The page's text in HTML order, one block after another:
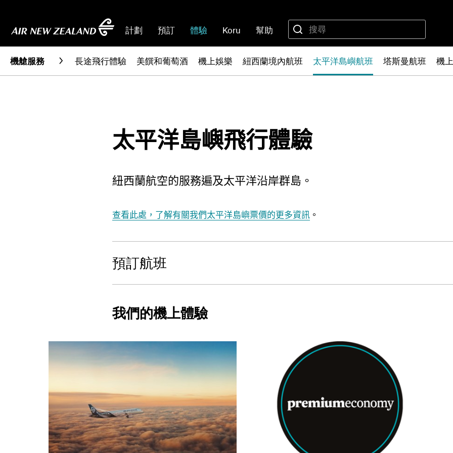
計劃 預訂 體驗 Koru 幫助
機艙服務 長途飛行體驗 美饌和葡萄酒 機上娛樂 紐西蘭境內航班 太平洋島嶼航班 塔斯曼航班 機
太平洋島嶼飛行體驗
紐西蘭航空的服務遍及太平洋沿岸群島。
查看此處，了解有關我們太平洋島嶼票價的更多資訊 。
預訂航班
我們的機上體驗